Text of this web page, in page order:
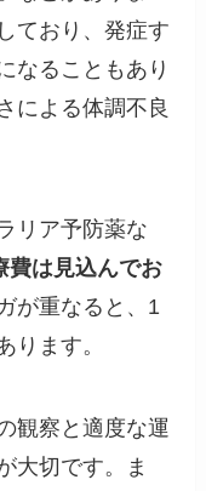
ており、発症す
なることもあり
による体調不良
リア予防薬な
費は見込んでお
が重なると、1
ります。
観察と適度な運
大切です。ま